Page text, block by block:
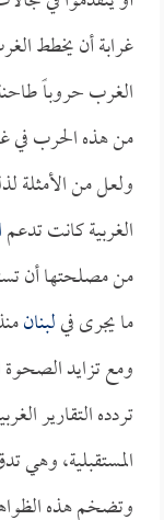
غرابة أن يخطط
الغرب حروباً
من هذه الحرب في
ولعل من الأمثلة
الغربية كانت تدعم
من مصلحتها أن
ما يجرى فيلبنان
ومع تزايد
تردده التقارير
المستقبلية، وهي
وتضخم هذه